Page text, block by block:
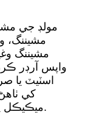
مولڊ جي
مشيننگ،
مشيننگ
واپس آرڊر
اسٽيٽ يا
کي
ميڪيڪل پروسيسنگ جو هڪ سلسلو لازمي آهي.